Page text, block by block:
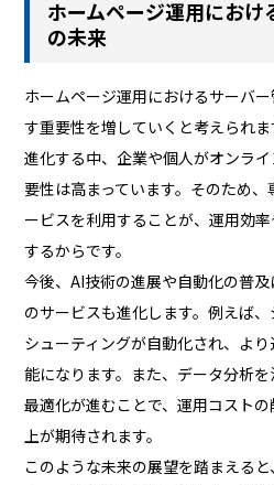
ホームページ運用におけ
の未来
ホームページ運用におけるサーバ
す重要性を増していくと考えられ
進化する中、企業や個人がオンラ
要性は高まっています。そのため
ービスを利用することが、運用効
するからです。
今後、AI技術の進展や自動化の普
のサービスも進化します。例えば
シューティングが自動化され、よ
能になります。また、データ分析
最適化が進むことで、運用コスト
上が期待されます。
このような未来の展望を踏まえる